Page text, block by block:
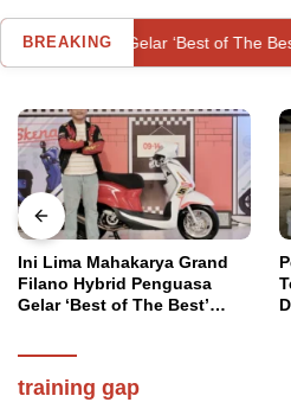
BREAKING
Gelar ‘Best of The Best’ Classy
Pelaku Tabrak Warga Hingga
Tewas di Desa Kumpi Morut
Ditangkap di Sulsel
training gap
Kamis, 24
Kadin Donggala
Ikut Training GAP Agar